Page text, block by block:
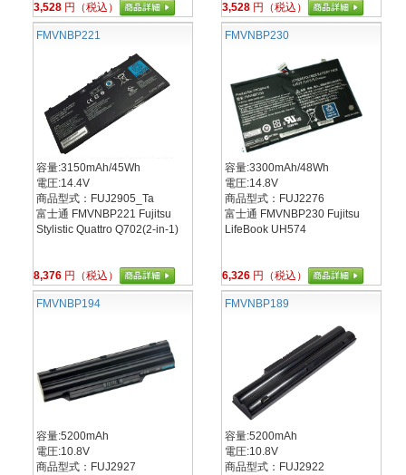
3,528 円（税込） 3,528 円（税込）
FMVNBP221
容量:3150mAh/45Wh
電圧:14.4V
商品型式：FUJ2905_Ta
富士通 FMVNBP221 Fujitsu
Stylistic Quattro Q702(2-in-1)
8,376 円（税込）
FMVNBP230
容量:3300mAh/48Wh
電圧:14.8V
商品型式：FUJ2276
富士通 FMVNBP230 Fujitsu
LifeBook UH574
6,326 円（税込）
FMVNBP194
容量:5200mAh
電圧:10.8V
商品型式：FUJ2927
FMVNBP189
容量:5200mAh
電圧:10.8V
商品型式：FUJ2922